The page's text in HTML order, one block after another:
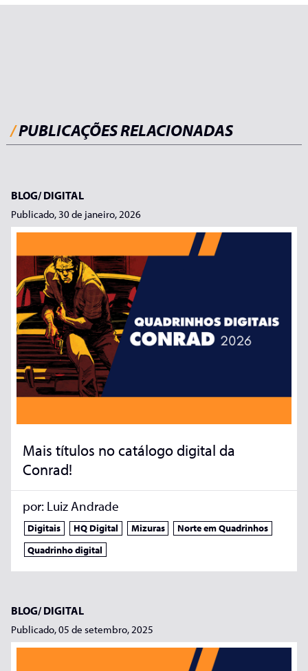
/PUBLICAÇÕES RELACIONADAS
BLOG/DIGITAL
Publicado, 30 de janeiro, 2026
Mais títulos no catálogo digital da
Conrad!
por: Luiz Andrade
Digitais HQ Digital Mizuras
Norte em Quadrinhos
Quadrinho digital
BLOG/DIGITAL
Publicado, 05 de setembro, 2025